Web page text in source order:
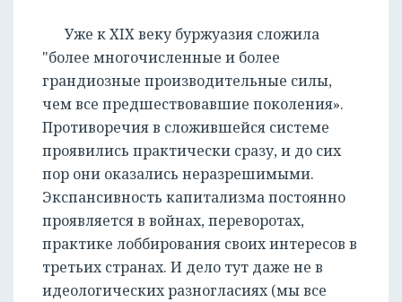
Уже к ХIХ веку буржуазия сложила
"более многочисленные и более
грандиозные производительные силы,
чем все предшествовавшие поколения».
Противоречия в сложившейся системе
проявились практически сразу, и до сих
пор они оказались неразрешимыми.
Экспансивность капитализма постоянно
проявляется в войнах, переворотах,
практике лоббирования своих интересов в
третьих странах. И дело тут даже не в
идеологических разногласиях (мы все